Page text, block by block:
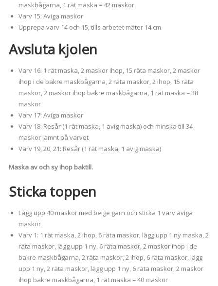
maskbågarna, 1 rät maska = 42 maskor
Varv 15: Aviga maskor
Upprepa varv 14 och 15, tills arbetet mäter 14 cm
Avsluta kjolen
Varv 16: 1 rät maska, 2 maskor ihop, 15 räta maskor, 2 maskor
ihop i de bakre maskbågarna, 2 räta maskor, 2 ihop, 15 räta
maskor, 2 maskor ihop bakre maskbågarna, 1 rät maska = 38
maskor
Varv 17: Aviga maskor
Varv 18: Resår (1 rät maska, 1 avig maska) och minska till 34
maskor jämnt på varvet
Varv 19, 20, 21: Resår (1 rät maska, 1 avig maska)
Maska av och sy ihop baktill.
Sticka toppen
Lägg upp 40 maskor med beige garn och sticka 1 varv aviga
maskor
Varv 1: 1 rät maska, 2 ihop, 6 räta maskor, lägg upp 1 ny maska, 2
räta maskor, lägg upp 1 ny, 6 räta maskor, 2 maskor ihop i de
bakre maskbågarna, 2 räta maskor, 2 ihop, 6 räta maskor, lägg
upp 1 ny, 2 räta maskor, lägg upp 1 ny, 6 räta maskor, 2 maskor
ihop bakre maskbågarna, 1 rät maska = 40 maskor